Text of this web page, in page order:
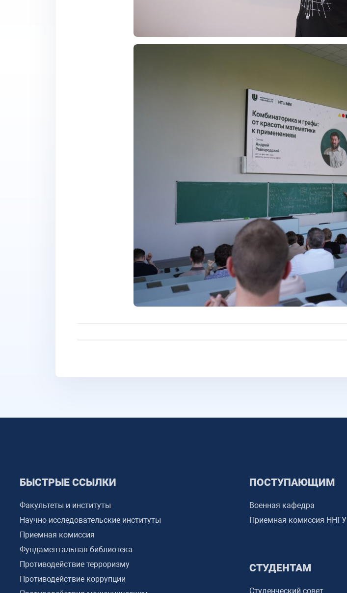
БЫСТРЫЕ ССЫЛКИ
Факультеты и институты
Научно-исследовательские институты
Приемная комиссия
Фундаментальная библиотека
Противодействие терроризму
Противодействие коррупции
ПОСТУПАЮЩИМ
Военная кафедра
Приемная комиссия ННГУ
СТУДЕНТАМ
Студенческий совет